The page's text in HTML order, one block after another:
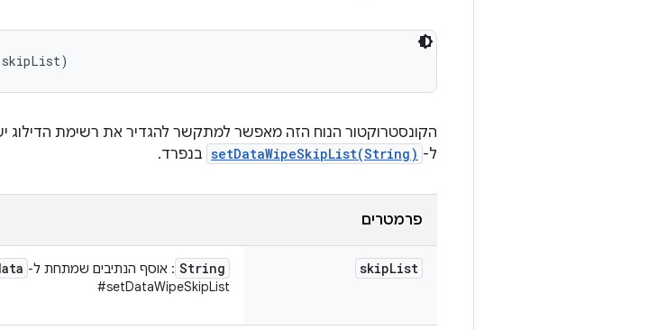
הקונסטרוקטור הנוח הזה מאפשר למתקשר להגדיר את רשימת הדילוג
ל- setDataWipeSkipList(String) בנפרד.
פרמטרים
skipList
String : אוסף הנתיבים שמתחת ל-
#setDataWipeSkipList